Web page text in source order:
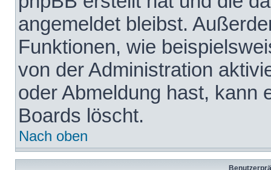
angemeldet bleibst.
Funktionen, wie
von der Administration
oder Abmeldung hast, kann
Boards löscht.
Nach oben